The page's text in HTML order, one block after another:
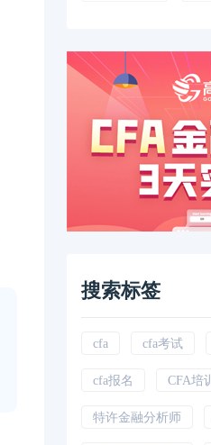
搜索标签
cfa cfa考试
cfa报名 CFA培训
特许金融分析师